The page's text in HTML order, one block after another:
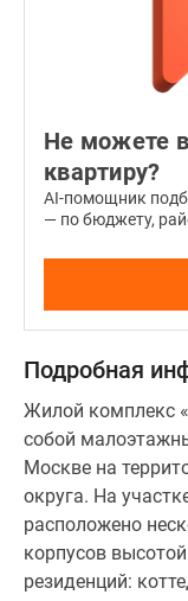
Не можете
квартиру?
AI-помощник
— по бюджету,
Подробная
Жилой комплекс
собой
Москве на
округа. На
расположено
корпусов
резиденций: